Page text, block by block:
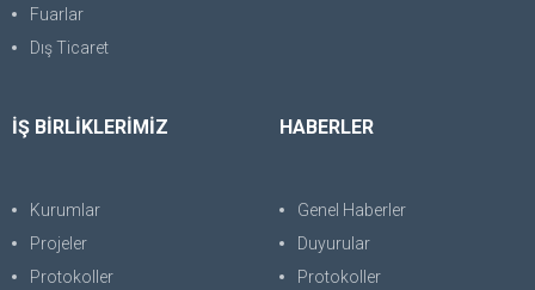
Fuarlar
Dış Ticaret
İŞ BİRLİKLERİMİZ
Kurumlar
Projeler
Protokoller
HABERLER
Genel Haberler
Duyurular
Protokoller